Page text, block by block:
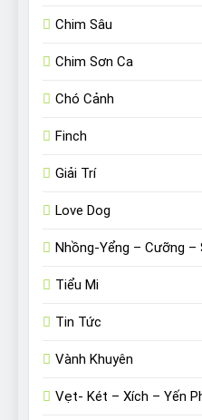
Chim Sâu
Chim Sơn Ca
Chó Cảnh
Finch
Giải Trí
Love Dog
Nhồng-Yểng – Cưỡng –
Tiểu Mi
Tin Tức
Vành Khuyên
Vẹt- Két – Xích – Yến